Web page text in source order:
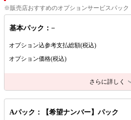
※販売店おすすめのオプションサービスパック
基本パック：−
オプション込参考支払総額(税込)
オプション価格(税込)
さらに詳しく
Aパック：【希望ナンバー】パック